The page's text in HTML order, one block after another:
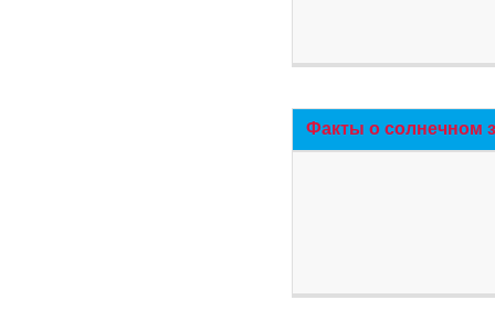
Факты о солнечном